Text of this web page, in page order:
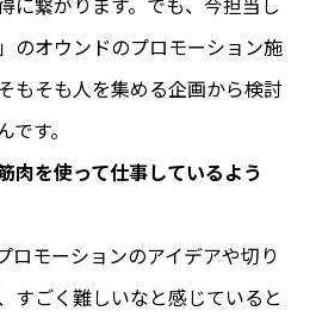
のオウンドのプロモーション施
もそも人を集める企画から検討
す。
肉を使って仕事しているよう
ロモーションのアイデアや切り
すごく難しいなと感じていると